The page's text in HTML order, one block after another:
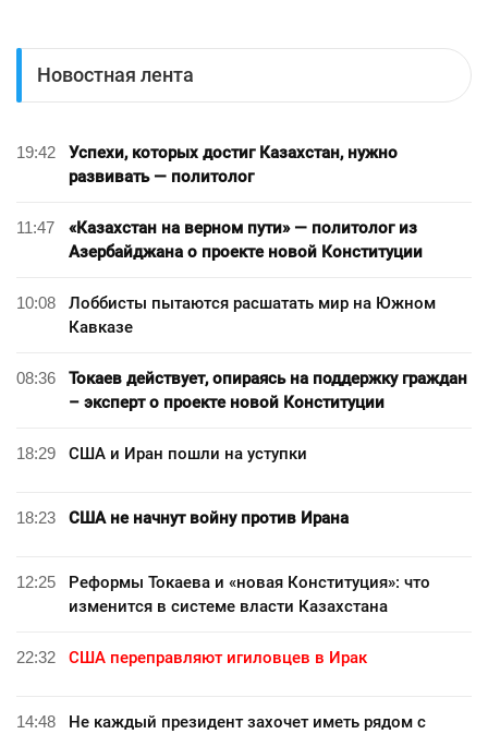
Новостная лента
19:42
Успехи, которых достиг Казахстан, нужно
развивать — политолог
11:47
«Казахстан на верном пути» — политолог из
Азербайджана о проекте новой Конституции
10:08
Лоббисты пытаются расшатать мир на Южном
Кавказе
08:36
Токаев действует, опираясь на поддержку граждан
– эксперт о проекте новой Конституции
18:29 США и Иран пошли на уступки
18:23 США не начнут войну против Ирана
12:25
Реформы Токаева и «новая Конституция»: что
изменится в системе власти Казахстана
22:32 США переправляют игиловцев в Ирак
14:48
Не каждый президент захочет иметь рядом с